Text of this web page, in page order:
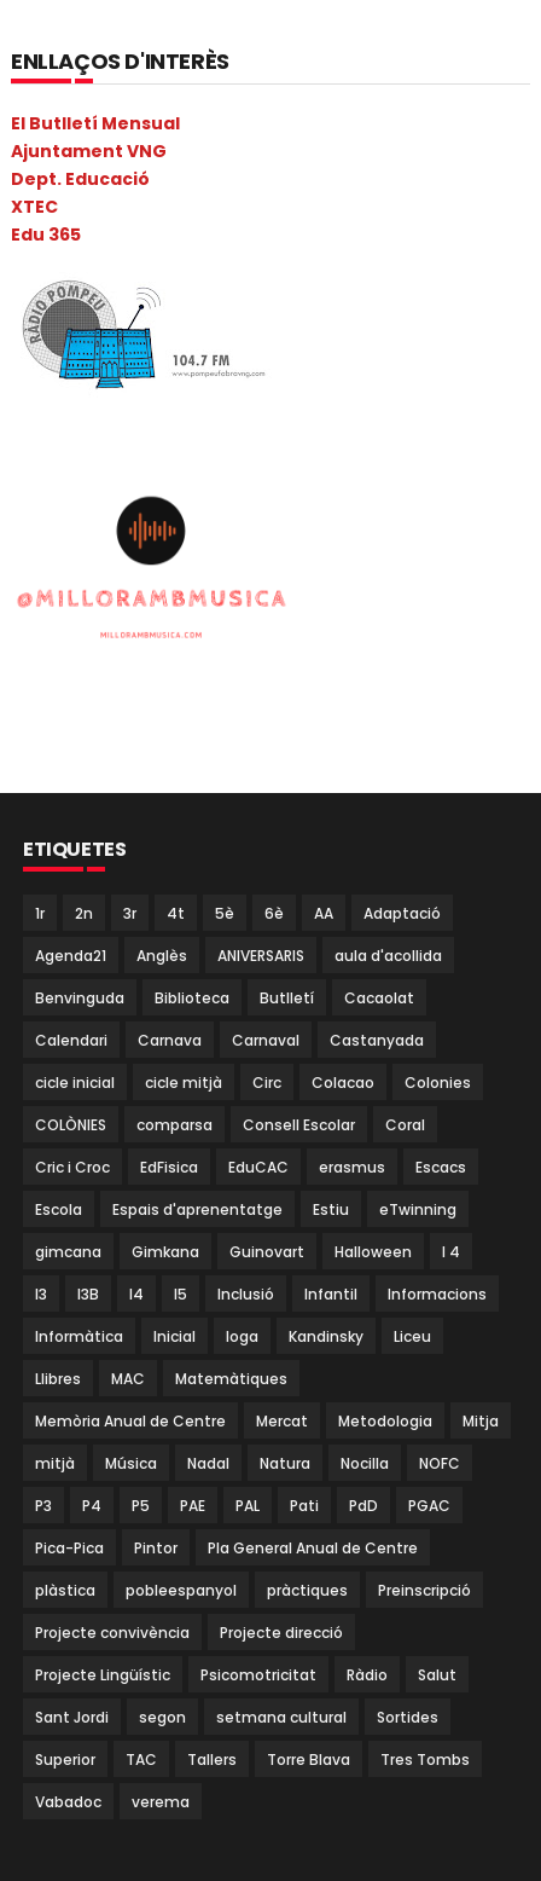
ENLLAÇOS D'INTERÈS
El Butlletí Mensual
Ajuntament VNG
Dept. Educació
XTEC
Edu 365
ETIQUETES
1r 2n 3r 4t 5è 6è AA Adaptació
Agenda21 Anglès ANIVERSARIS aula d'acollida
Benvinguda Biblioteca Butlletí Cacaolat
Calendari Carnava Carnaval Castanyada
cicle inicial cicle mitjà Circ Colacao Colonies
COLÒNIES comparsa Consell Escolar Coral
Cric i Croc EdFisica EduCAC erasmus Escacs
Escola Espais d'aprenentatge Estiu eTwinning
gimcana Gimkana Guinovart Halloween I 4
I3 I3B I4 I5 Inclusió Infantil Informacions
Informàtica Inicial Ioga Kandinsky Liceu
Llibres MAC Matemàtiques
Memòria Anual de Centre Mercat Metodologia Mitja
mitjà Música Nadal Natura Nocilla NOFC
P3 P4 P5 PAE PAL Pati PdD PGAC
Pica-Pica Pintor Pla General Anual de Centre
plàstica pobleespanyol pràctiques Preinscripció
Projecte convivència Projecte direcció
Projecte Lingüístic Psicomotricitat Ràdio Salut
Sant Jordi segon setmana cultural Sortides
Superior TAC Tallers Torre Blava Tres Tombs
Vabadoc verema